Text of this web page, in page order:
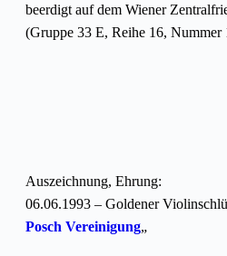
beerdigt auf dem Wiener
(Gruppe 33 E, Reihe 16, Nummer
Auszeichnung, Ehrung:
06.06.1993 – Goldener
Posch Vereinigung„